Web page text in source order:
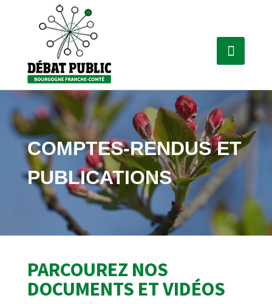
COMPTES-RENDUS ET
PUBLICATIONS
PARCOUREZ NOS
DOCUMENTS ET VIDÉOS